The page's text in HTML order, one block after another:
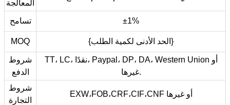
المعالجة
تسامح ±1%
MOQ {الحد الأدنى لكمية الطلب}
شروط
الدفع
TT، LC، نقدًا، Paypal، DP، DA، Western Union أو
غيرها.
شروط
التجارة
EXW،FOB،CRF،CIF،CNF أو غيرها